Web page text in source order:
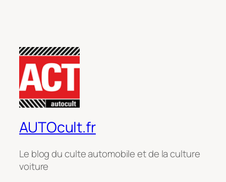
AUTOcult.fr
Le blog du culte automobile et de la culture
voiture